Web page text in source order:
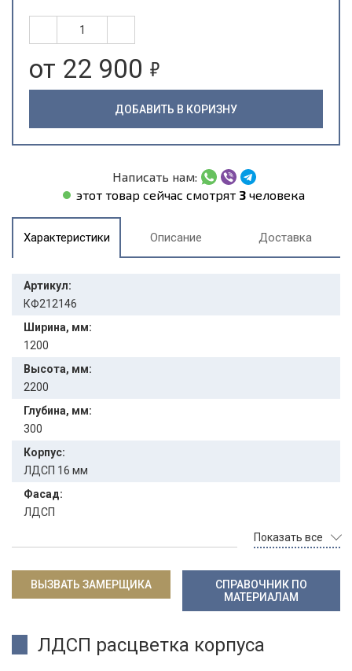
от 22 900 5
ДОБАВИТЬ В КОРИЗНУ
Написать нам:
этот товар сейчас смотрят 3 человека
Характеристики Описание Доставка
Артикул:
КФ212146
Ширина, мм:
1200
Высота, мм:
2200
Глубина, мм:
300
Корпус:
ЛДСП 16 мм
Фасад:
ЛДСП
Показать все
ВЫЗВАТЬ ЗАМЕРЩИКА
СПРАВОЧНИК ПО
МАТЕРИАЛАМ
ЛДСП расцветка корпуса